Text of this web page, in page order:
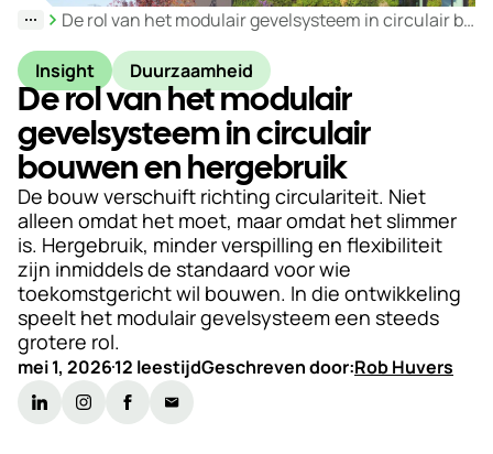
Duurzaamheid
Werken
bij
Nieuws
&
Kennis
Particulieren
KlantPortaal
Contact
De rol van het modulair gevelsysteem in circulair bouwen en hergebruik
Insight Duurzaamheid
De rol van het modulair
gevelsysteem in circulair
bouwen en hergebruik
De bouw verschuift richting circulariteit. Niet
alleen omdat het moet, maar omdat het slimmer
is. Hergebruik, minder verspilling en flexibiliteit
zijn inmiddels de standaard voor wie
toekomstgericht wil bouwen. In die ontwikkeling
speelt het modulair gevelsysteem een steeds
grotere rol.
mei 1, 202612 leestijdGeschreven door:Rob Huvers